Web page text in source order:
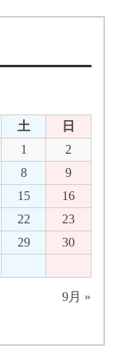
土
日
1
2
8
9
15
16
22
23
29
30
9月 »